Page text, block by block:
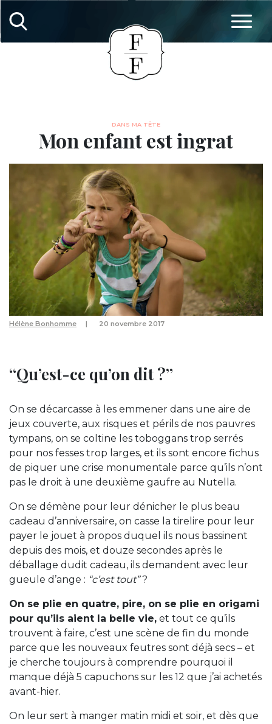
DANS MA TÊTE
Mon enfant est ingrat
Hélène Bonhomme 20 novembre 2017
“Qu’est-ce qu’on dit ?”
On se décarcasse à les emmener dans une aire de
jeux couverte, aux risques et périls de nos pauvres
tympans, on se coltine les toboggans trop serrés
pour nos fesses trop larges, et ils sont encore fichus
de piquer une crise monumentale parce qu’ils n’ont
pas le droit à une deuxième gaufre au Nutella.
On se démène pour leur dénicher le plus beau
cadeau d’anniversaire, on casse la tirelire pour leur
payer le jouet à propos duquel ils nous bassinent
depuis des mois, et douze secondes après le
déballage dudit cadeau, ils demandent avec leur
gueule d’ange : “c’est tout”?
On se plie en quatre, pire, on se plie en origami
pour qu’ils aient la belle vie, et tout ce qu’ils
trouvent à faire, c’est une scène de fin du monde
parce que les nouveaux feutres sont déjà secs – et
je cherche toujours à comprendre pourquoi il
manque déjà 5 capuchons sur les 12 que j’ai achetés
avant-hier.
On leur sert à manger matin midi et soir, et dès que